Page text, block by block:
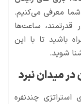
شما معرفی می‌کنیم.
قدرتمند، ساعت‌ها
باشید تا با این
شوید.
میدان نبرد
استراتژی چندنفره